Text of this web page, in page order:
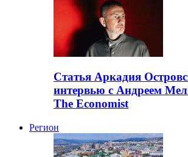
Статья Аркадия
интервью с Андреем
The Economist
Регион